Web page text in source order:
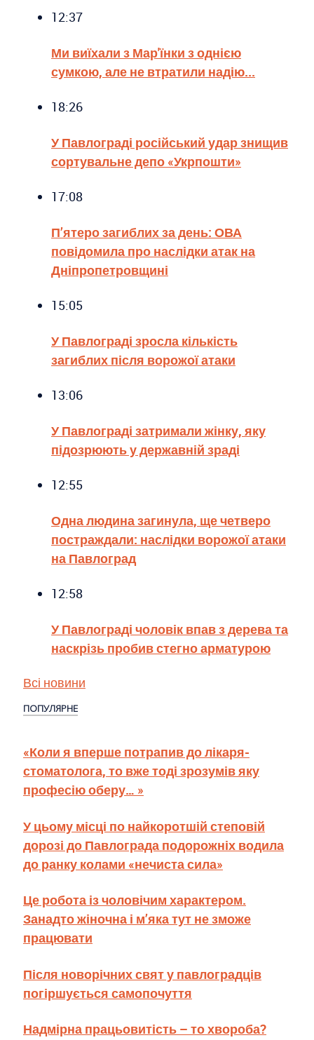
12:37
Ми виїхали з Мар'їнки з однією
сумкою, але не втратили надію...
18:26
У Павлограді російський удар знищив
сортувальне депо «Укрпошти»
17:08
П’ятеро загиблих за день: ОВА
повідомила про наслідки атак на
Дніпропетровщині
15:05
У Павлограді зросла кількість
загиблих після ворожої атаки
13:06
У Павлограді затримали жінку, яку
підозрюють у державній зраді
12:55
Одна людина загинула, ще четверо
постраждали: наслідки ворожої атаки
на Павлоград
12:58
У Павлограді чоловік впав з дерева та
наскрізь пробив стегно арматурою
Всі новини
ПОПУЛЯРНЕ
«Коли я вперше потрапив до лікаря-
стоматолога, то вже тоді зрозумів яку
професію оберу… »
У цьому місці по найкоротшій степовій
дорозі до Павлограда подорожніх водила
до ранку колами «нечиста сила»
Це робота із чоловічим характером.
Занадто жіночна і м’яка тут не зможе
працювати
Після новорічних свят у павлоградців
погіршується самопочуття
Надмірна працьовитість – то хвороба?